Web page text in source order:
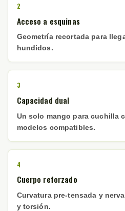
2
Acceso a esquinas
Geometría recortada para
hundidos.
3
Capacidad dual
Un solo mango para cuchilla
modelos compatibles.
4
Cuerpo reforzado
Curvatura pre-tensada y
y torsión.